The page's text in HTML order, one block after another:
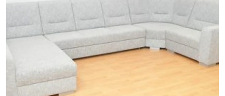
07. marca 2018
Keď sa do modernej sedačky integruje kreslo aj